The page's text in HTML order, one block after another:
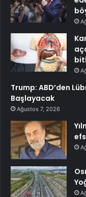
Trump: ABD’den
Başlayacak
Ağustos 7, 2026